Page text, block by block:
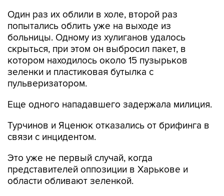
Один раз их облили в холе, второй раз
попытались облить уже на выходе из
больницы. Одному из хулиганов удалось
скрыться, при этом он выбросил пакет, в
котором находилось около 15 пузырьков
зеленки и пластиковая бутылка с
пульверизатором.
Еще одного нападавшего задержала милиция.
Турчинов и Яценюк отказались от брифинга в
связи с инцидентом.
Это уже не первый случай, когда
представителей оппозиции в Харькове и
области обливают зеленкой.